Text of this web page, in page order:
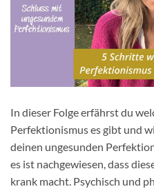
In dieser Folge erfährst du
Perfektionismus es gibt und
deinen ungesunden
es ist nachgewiesen, dass
krank macht. Psychisch und